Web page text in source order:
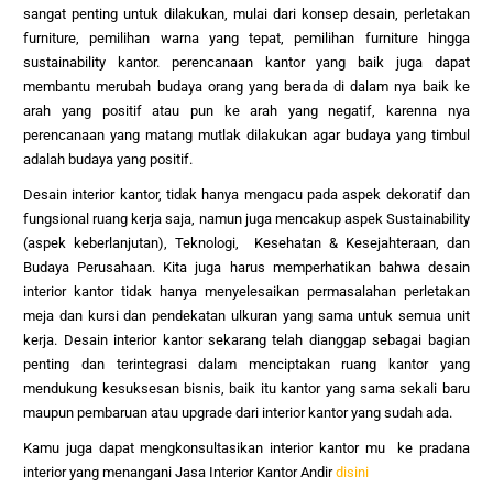
sangat penting untuk dilakukan, mulai dari konsep desain, perletakan
furniture, pemilihan warna yang tepat, pemilihan furniture hingga
sustainability kantor. perencanaan kantor yang baik juga dapat
membantu merubah budaya orang yang berada di dalam nya baik ke
arah yang positif atau pun ke arah yang negatif, karenna nya
perencanaan yang matang mutlak dilakukan agar budaya yang timbul
adalah budaya yang positif.
Desain interior kantor, tidak hanya mengacu pada aspek dekoratif dan
fungsional ruang kerja saja, namun juga mencakup aspek Sustainability
(aspek keberlanjutan), Teknologi, Kesehatan & Kesejahteraan, dan
Budaya Perusahaan. Kita juga harus memperhatikan bahwa desain
interior kantor tidak hanya menyelesaikan permasalahan perletakan
meja dan kursi dan pendekatan ulkuran yang sama untuk semua unit
kerja. Desain interior kantor sekarang telah dianggap sebagai bagian
penting dan terintegrasi dalam menciptakan ruang kantor yang
mendukung kesuksesan bisnis, baik itu kantor yang sama sekali baru
maupun pembaruan atau upgrade dari interior kantor yang sudah ada.
Kamu juga dapat mengkonsultasikan interior kantor mu ke pradana
interior yang menangani Jasa Interior Kantor Andir disini